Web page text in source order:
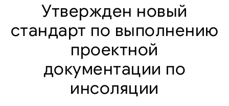
Утвержден новый
стандарт по выполнению
проектной
документации по
инсоляции